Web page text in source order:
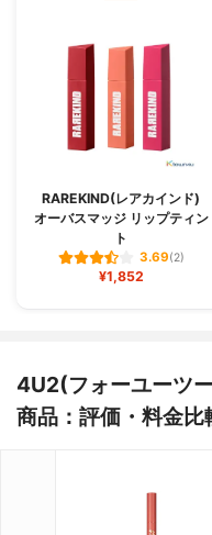
RAREKIND(レアカインド)
オーバスマッジ リップティン
ト
3.69(2)
¥1,852
4U2(フォーユーツ
商品：評価・料金比